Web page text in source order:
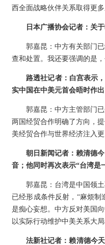
西全面战略伙伴关系取得更
日本广播协会记者：关
郭嘉昆：中方有关部门
查和处置。我还要强调的是
路透社记者：白宫表示
实中国在中美元首会晤时作
郭嘉昆：中方主管部门
两国经贸合作明确了方向，
美经贸合作与世界经济注入
朝日新闻记者：赖清德
音；他同时再次表示“台湾是
郭嘉昆：台湾是中国领
已经形成条件反射，“麻烦制
是痴心妄想。中方反对美国
以实际行动维护中美关系大局
法新社记者：赖清德今